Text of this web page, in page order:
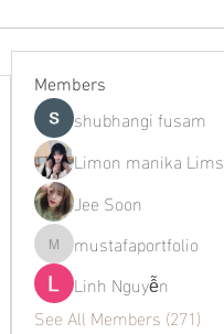
Members
shubhangi fusam
Limon manika Lims
Jee Soon
mustafaportfolio
mustafaportfolio
Linh Nguyễn
See All Members (271)